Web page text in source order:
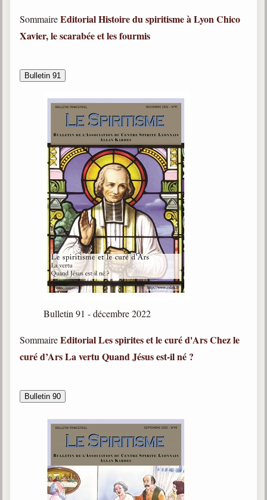
Maximes
Enregistrements
séance d'aide spirituelle
Diaporamas
Powerpoints
Enseignement
Cours dispensés au Centre
L'Agora
Posez-nous des questions
Consultez les réponses
Posez votre question
Galerie
Vidéoscope
Vidéos courtes de Divaldo
Liens spirites
Centres spirites
SommaireEditorialHistoire du spiritisme à LyonChico
Xavier, le scarabée et les fourmis
Bulletin 91
Bulletin 91 - décembre 2022
SommaireEditorialLes spirites et le curé d'ArsChez le
curé d’ArsLa vertuQuand Jésus est-il né ?
Bulletin 90